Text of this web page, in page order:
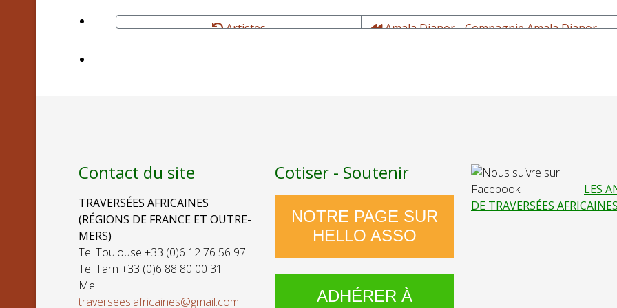
Artistes
Amala Dianor - Compagnie Amala Dianor
Contact du site
TRAVERSÉES AFRICAINES
(RÉGIONS DE FRANCE ET OUTRE-
MERS)
Tel Toulouse +33 (0)6 12 76 56 97
Tel Tarn +33 (0)6 88 80 00 31
Mel:
traversees.africaines@gmail.com
Cotiser - Soutenir
NOTRE PAGE SUR
HELLO ASSO
ADHÉRER À
LES
DE TRAVERSÉES